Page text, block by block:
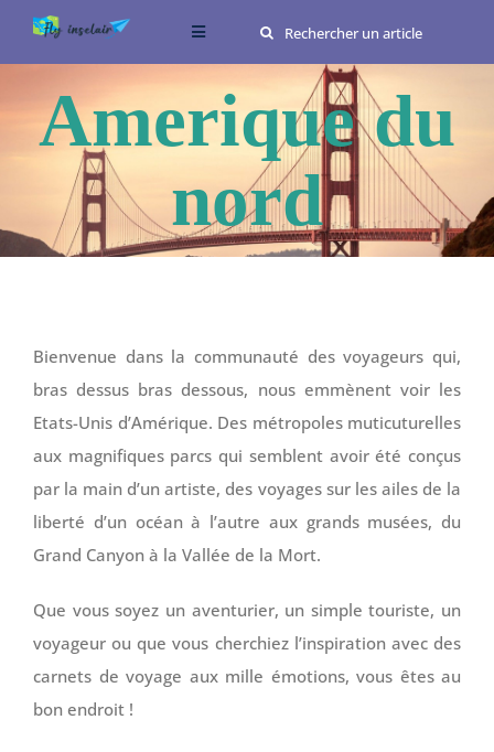
Passer
Toggle
Navigation
Destinations
Food
Rechercher:
Amerique du
nord
Bienvenue dans la communauté des voyageurs qui,
bras dessus bras dessous, nous emmènent voir les
Etats-Unis d’Amérique. Des métropoles muticuturelles
aux magnifiques parcs qui semblent avoir été conçus
par la main d’un artiste, des voyages sur les ailes de la
liberté d’un océan à l’autre aux grands musées, du
Grand Canyon à la Vallée de la Mort.
Que vous soyez un aventurier, un simple touriste, un
voyageur ou que vous cherchiez l’inspiration avec des
carnets de voyage aux mille émotions, vous êtes au
bon endroit !